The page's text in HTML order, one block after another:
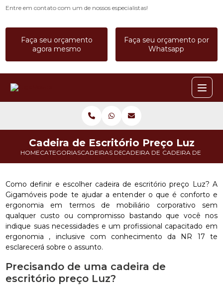
Entre em contato com um de nossos especialistas!
Faça seu orçamento
agora mesmo
Faça seu orçamento por
Whatsapp
HOMECATEGORIASCADEIRAS DE ESCRITORIOCADEIRA DE ESCRITORIO
CADEIRA DE
Cadeira de Escritório Preço Luz
Como definir e escolher cadeira de escritório preço Luz? A
Gigamóveis pode te ajudar a entender o que é conforto e
ergonomia em termos de mobiliário corporativo sem
qualquer custo ou compromisso bastando que você nos
indique suas necessidades e um profissional capacitado em
ergonomia , inclusive com conhecimento da NR 17 te
esclarecerá sobre o assunto.
Precisando de uma cadeira de
escritório preço Luz?